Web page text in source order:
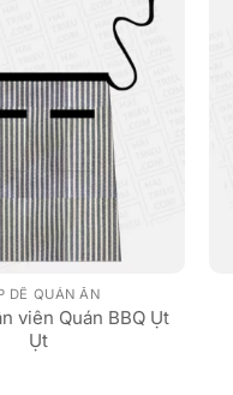
DỀ QUÁN ĂN
viên Quán BBQ Ụt
Ụt